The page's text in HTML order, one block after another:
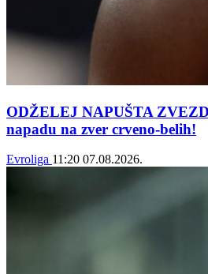
ODŽELEJ NAPUŠTA
napadu na zver crveno-belih!
Evroliga 11:20 07.08.2026.